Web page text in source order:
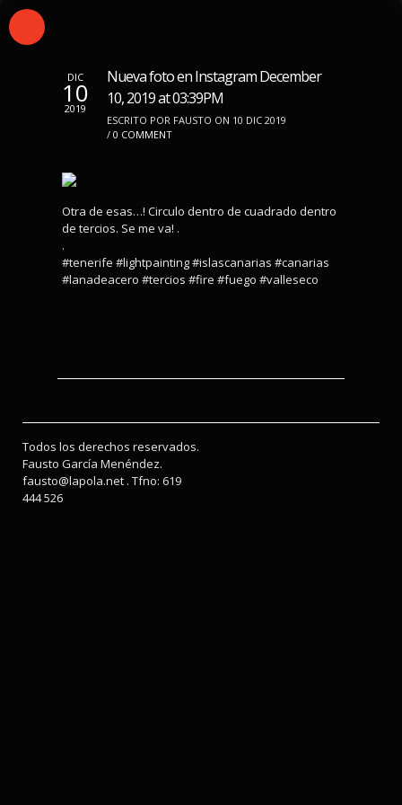
DIC
10
2019
Nueva foto en Instagram December
10, 2019 at 03:39PM
ESCRITO POR FAUSTO ON 10 DIC 2019
/ 0 COMMENT
Otra de esas…! Circulo dentro de cuadrado dentro
de tercios. Se me va! .
.
#tenerife #lightpainting #islascanarias #canarias
#lanadeacero #tercios #fire #fuego #valleseco
Todos los derechos reservados.
Fausto García Menéndez.
fausto@lapola.net . Tfno: 619
444 526